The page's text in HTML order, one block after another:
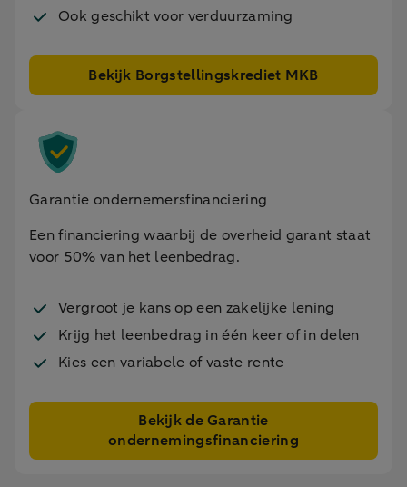
Ook geschikt voor verduurzaming
Bekijk Borgstellingskrediet MKB
Garantie ondernemersfinanciering
Een financiering waarbij de overheid garant staat
voor 50% van het leenbedrag.
Vergroot je kans op een zakelijke lening
Krijg het leenbedrag in één keer of in delen
Kies een variabele of vaste rente
Bekijk de Garantie
ondernemingsfinanciering